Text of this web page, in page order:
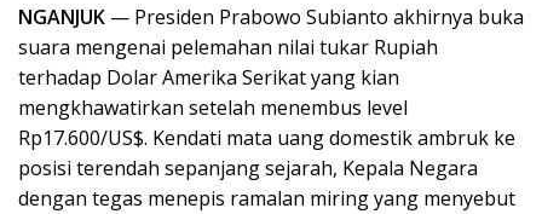
NGANJUK — Presiden Prabowo Subianto akhirnya buka
suara mengenai pelemahan nilai tukar Rupiah
terhadap Dolar Amerika Serikat yang kian
mengkhawatirkan setelah menembus level
Rp17.600/US$. Kendati mata uang domestik ambruk ke
posisi terendah sepanjang sejarah, Kepala Negara
dengan tegas menepis ramalan miring yang menyebut